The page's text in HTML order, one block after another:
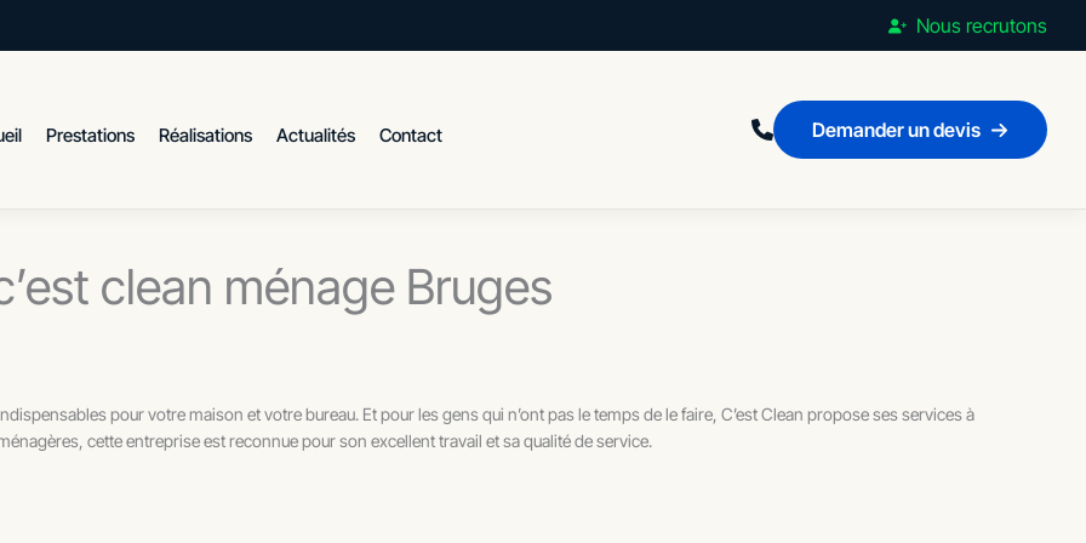
Nous recrutons
Prestations Réalisations Actualités Contact Demander un devis
clean ménage Bruges
pour votre maison et votre bureau. Et pour les gens qui n’ont pas le temps de le faire, C’est Clean propose ses services à
cette entreprise est reconnue pour son excellent travail et sa qualité de service.